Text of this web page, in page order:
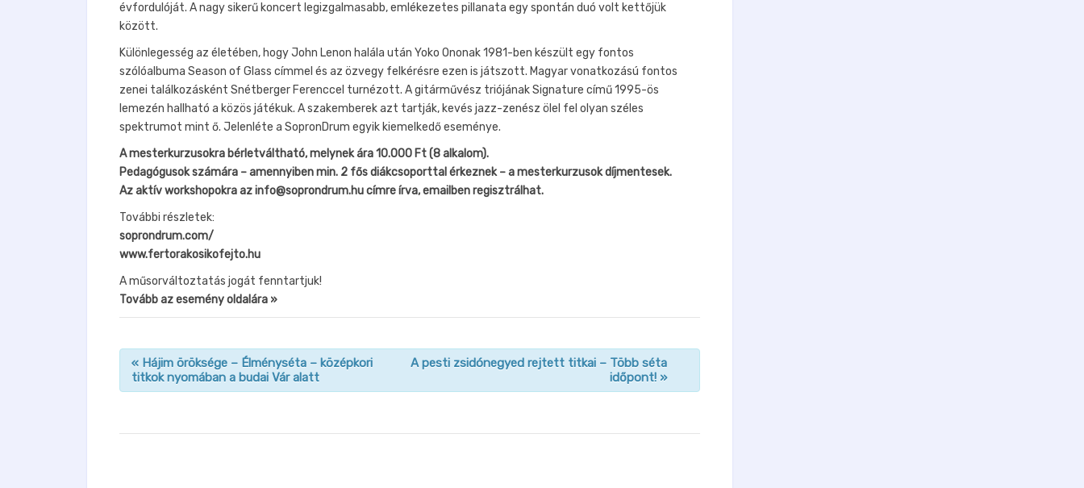
évfordulóját. A nagy sikerű koncert legizgalmasabb, emlékezetes pillanata egy spontán duó volt kettőjük
között.
Különlegesség az életében, hogy John Lenon halála után Yoko Ononak 1981-ben készült egy fontos
szólóalbuma Season of Glass címmel és az özvegy felkérésre ezen is játszott. Magyar vonatkozású fontos
zenei találkozásként Snétberger Ferenccel turnézott. A gitárművész triójának Signature című 1995-ös
lemezén hallható a közös játékuk. A szakemberek azt tartják, kevés jazz-zenész ölel fel olyan széles
spektrumot mint ő. Jelenléte a SopronDrum egyik kiemelkedő eseménye.
A mesterkurzusokra bérletváltható, melynek ára 10.000 Ft (8 alkalom).
Pedagógusok számára – amennyiben min. 2 fős diákcsoporttal érkeznek – a mesterkurzusok díjmentesek.
Az aktív workshopokra azinfo@soprondrum.hucímre írva, emailben regisztrálhat.
További részletek:
soprondrum.com/
www.fertorakosikofejto.hu
A műsorváltoztatás jogát fenntartjuk!
Tovább az esemény oldalára »
« Hájim öröksége – Élményséta – középkori
titkok nyomában a budai Vár alatt
A pesti zsidónegyed rejtett titkai – Több séta
időpont! »